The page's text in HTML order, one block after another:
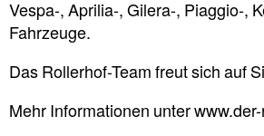
Vespa-, Aprilia-, Gilera-, Piaggio-,
Fahrzeuge.
Das Rollerhof-Team freut sich auf
Mehr Informationen unter